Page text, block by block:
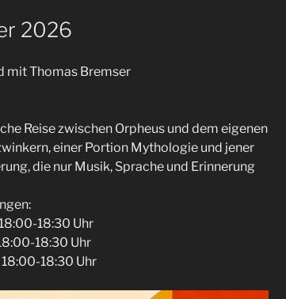
2026
mit Thomas Bremser
Reise zwischen Orpheus und dem eigenen
einer Portion Mythologie und jener
die nur Musik, Sprache und Erinnerung
18:30 Uhr
18:30 Uhr
18:30 Uhr